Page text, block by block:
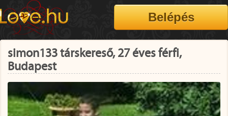
simon133 társkereső, 27 éves férfi,
Budapest